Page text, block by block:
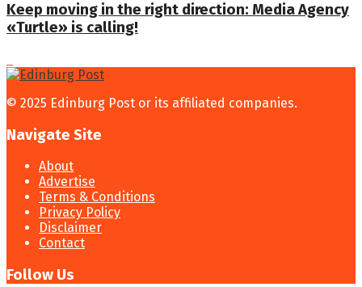
Keep moving in the right direction: Media Agency
«Turtle» is calling!
© 2025 Edinburg Post or its affiliated companies.
Navigate Site
About
Advertise
Terms & Conditions
Privacy Policy
Disclaimer
Contact
Follow Us